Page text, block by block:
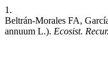
1.
Beltrán-Morales FA,
annuum L.). Ecosist.